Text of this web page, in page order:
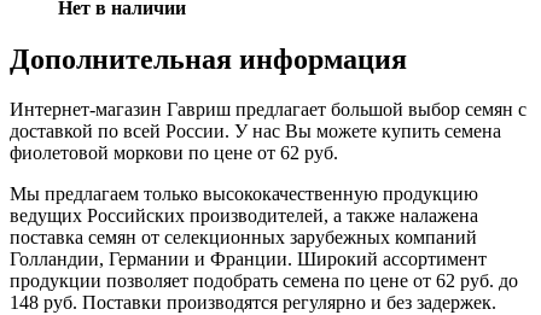
Нет в наличии
Дополнительная информация
Интернет-магазин Гавриш предлагает большой выбор семян с
доставкой по всей России. У нас Вы можете купить семена
фиолетовой моркови по цене от 62 руб.
Мы предлагаем только высококачественную продукцию
ведущих Российских производителей, а также налажена
поставка семян от селекционных зарубежных компаний
Голландии, Германии и Франции. Широкий ассортимент
продукции позволяет подобрать семена по цене от 62 руб. до
148 руб. Поставки производятся регулярно и без задержек.